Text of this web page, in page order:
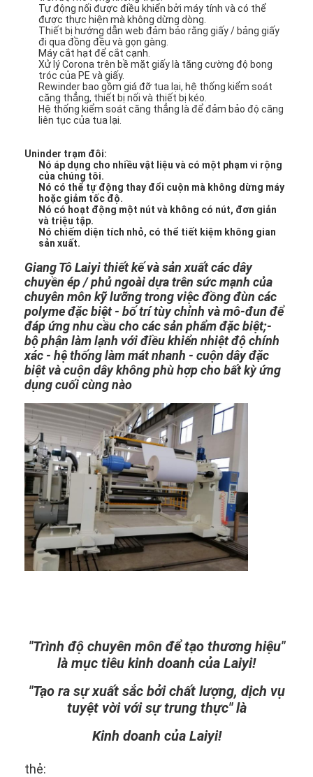
Nhà
Các sản phẩm
Về chúng tôi
Tham quan nhà máy
Kiểm soát chất lượng
Liên hệ chúng tôi
Tin tức
Máy cán màng đùn
Máy ép đùn
Máy ép màng
Máy cán nhựa
Máy tráng giấy
Máy ghép hai mặt
Tự động nối được điều khiển bởi máy tính và có thể
được thực hiện mà không dừng dòng.
Thiết bị hướng dẫn web đảm bảo rằng giấy / bảng giấy
đi qua đồng đều và gọn gàng.
Máy cắt hạt để cắt cạnh.
Xử lý Corona trên bề mặt giấy là tăng cường độ bong
tróc của PE và giấy.
Rewinder bao gồm giá đỡ tua lại, hệ thống kiểm soát
căng thẳng, thiết bị nối và thiết bị kéo.
Hệ thống kiểm soát căng thẳng là để đảm bảo độ căng
liên tục của tua lại.
Uninder trạm đôi:
Nó áp dụng cho nhiều vật liệu và có một phạm vi rộng
của chúng tôi.
Nó có thể tự động thay đổi cuộn mà không dừng máy
hoặc giảm tốc độ.
Nó có hoạt động một nút và không có nút, đơn giản
và triệu tập.
Nó chiếm diện tích nhỏ, có thể tiết kiệm không gian
sản xuất.
Giang Tô Laiyi thiết kế và sản xuất các dây
chuyền ép / phủ ngoài dựa trên sức mạnh của
chuyên môn kỹ lưỡng trong việc đồng đùn các
polyme đặc biệt - bố trí tùy chỉnh và mô-đun để
đáp ứng nhu cầu cho các sản phẩm đặc biệt;-
bộ phận làm lạnh với điều khiển nhiệt độ chính
xác - hệ thống làm mát nhanh - cuộn dây đặc
biệt và cuộn dây không phù hợp cho bất kỳ ứng
dụng cuối cùng nào
"Trình độ chuyên môn để tạo thương hiệu"
là mục tiêu kinh doanh của Laiyi!
"Tạo ra sự xuất sắc bởi chất lượng, dịch vụ
tuyệt vời với sự trung thực" là
Kinh doanh của Laiyi!
thẻ: